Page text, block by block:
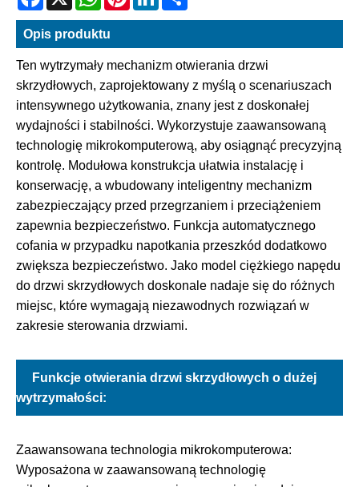
Opis produktu
Ten wytrzymały mechanizm otwierania drzwi
skrzydłowych, zaprojektowany z myślą o scenariuszach
intensywnego użytkowania, znany jest z doskonałej
wydajności i stabilności. Wykorzystuje zaawansowaną
technologię mikrokomputerową, aby osiągnąć precyzyjną
kontrolę. Modułowa konstrukcja ułatwia instalację i
konserwację, a wbudowany inteligentny mechanizm
zabezpieczający przed przegrzaniem i przeciążeniem
zapewnia bezpieczeństwo. Funkcja automatycznego
cofania w przypadku napotkania przeszkód dodatkowo
zwiększa bezpieczeństwo. Jako model ciężkiego napędu
do drzwi skrzydłowych doskonale nadaje się do różnych
miejsc, które wymagają niezawodnych rozwiązań w
zakresie sterowania drzwiami.
Funkcje otwierania drzwi skrzydłowych o dużej
wytrzymałości:
Zaawansowana technologia mikrokomputerowa:
Wyposażona w zaawansowaną technologię